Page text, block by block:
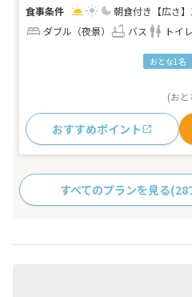
朝食付き 【広さ
ダブル（夜景）
バス トイレ
おとな1名
(お
おすすめポイント
すべてのプランを見る(28